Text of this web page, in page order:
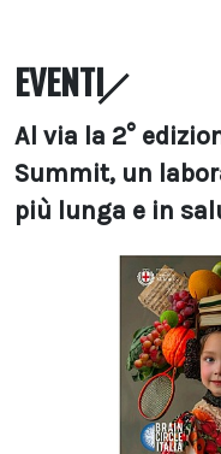
EVENTI
Al via la 2°
Summit, un
più lunga e in